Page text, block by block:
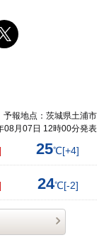
予報地点：茨城県土浦市
08月07日 12時00分発表
25℃[+4]
24℃[-2]